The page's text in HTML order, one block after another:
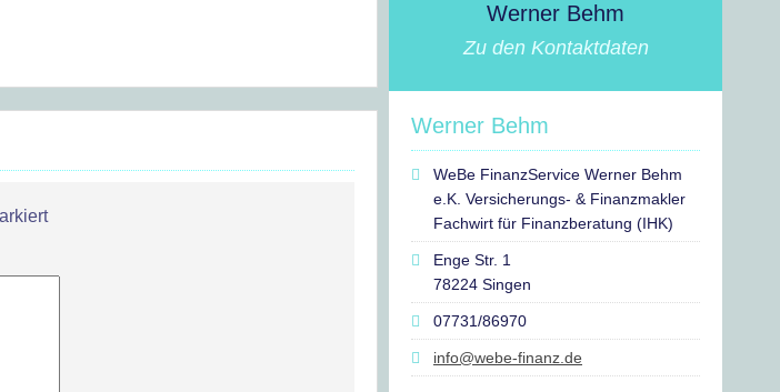
Werner Behm
Zu den Kontaktdaten
Werner Behm
WeBe FinanzService Werner Behm
e.K. Versicherungs- & Finanzmakler
Fachwirt für Finanzberatung (IHK)
Enge Str. 1
78224 Singen
07731/86970
info@webe-finanz.de